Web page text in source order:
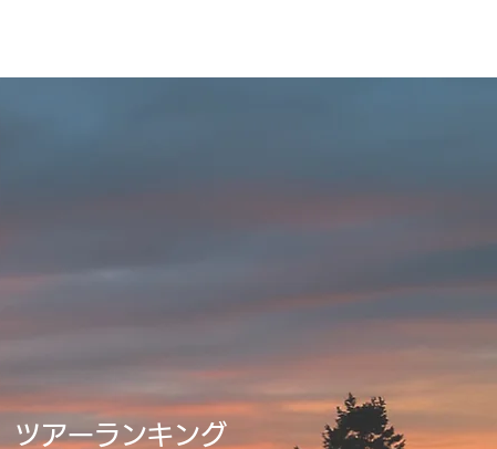
​ツアーランキング